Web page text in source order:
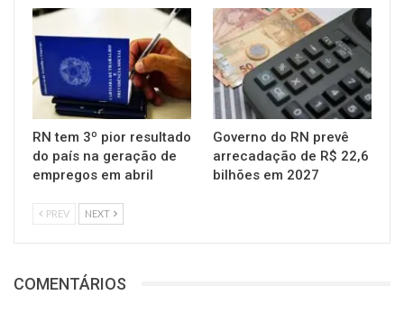
RN tem 3º pior resultado
do país na geração de
empregos em abril
Governo do RN prevê
arrecadação de R$ 22,6
bilhões em 2027
PREV NEXT
COMENTÁRIOS